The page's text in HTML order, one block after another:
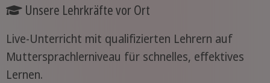
Unsere Lehrkräfte vor Ort
Live-Unterricht mit qualifizierten Lehrern auf
Muttersprachlerniveau für schnelles, effektives
Lernen.